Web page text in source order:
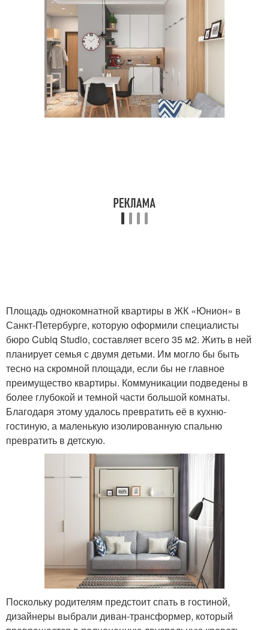
Площадь однокомнатной квартиры в ЖК «Юнион» в
Санкт-Петербурге, которую оформили специалисты
бюро Cubiq Studio, составляет всего 35 м2. Жить в ней
планирует семья с двумя детьми. Им могло бы быть
тесно на скромной площади, если бы не главное
преимущество квартиры. Коммуникации подведены в
более глубокой и темной части большой комнаты.
Благодаря этому удалось превратить её в кухню-
гостиную, а маленькую изолированную спальню
превратить в детскую.
Поскольку родителям предстоит спать в гостиной,
дизайнеры выбрали диван-трансформер, который